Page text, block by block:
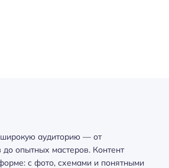
аудиторию — от
опытных мастеров. Контент
с фото, схемами и понятными